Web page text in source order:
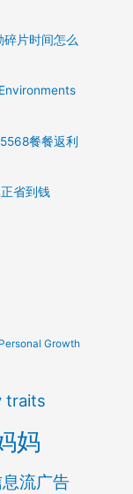
碎片时间怎么
餐餐返利
省到钱
Personal Growth
traits
妈
流广告